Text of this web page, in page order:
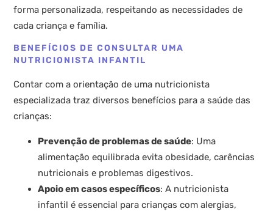
forma personalizada, respeitando as necessidades de
cada criança e família.
BENEFÍCIOS DE CONSULTAR UMA
NUTRICIONISTA INFANTIL
Contar com a orientação de uma nutricionista
especializada traz diversos benefícios para a saúde das
crianças:
Prevenção de problemas de saúde: Uma
alimentação equilibrada evita obesidade, carências
nutricionais e problemas digestivos.
Apoio em casos específicos: A nutricionista
infantil é essencial para crianças com alergias,